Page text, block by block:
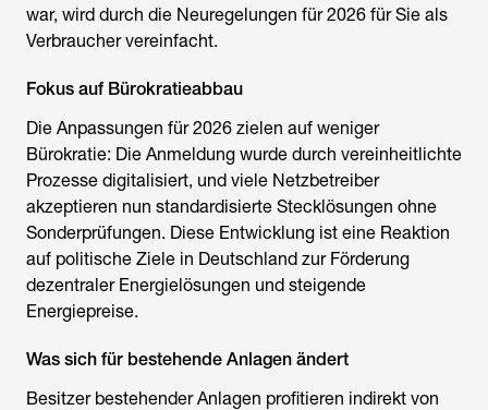
war, wird durch die Neuregelungen für 2026 für Sie als
Verbraucher vereinfacht.
Fokus auf Bürokratieabbau
Die Anpassungen für 2026 zielen auf weniger
Bürokratie: Die Anmeldung wurde durch vereinheitlichte
Prozesse digitalisiert, und viele Netzbetreiber
akzeptieren nun standardisierte Stecklösungen ohne
Sonderprüfungen. Diese Entwicklung ist eine Reaktion
auf politische Ziele in Deutschland zur Förderung
dezentraler Energielösungen und steigende
Energiepreise.
Was sich für bestehende Anlagen ändert
Besitzer bestehender Anlagen profitieren indirekt von